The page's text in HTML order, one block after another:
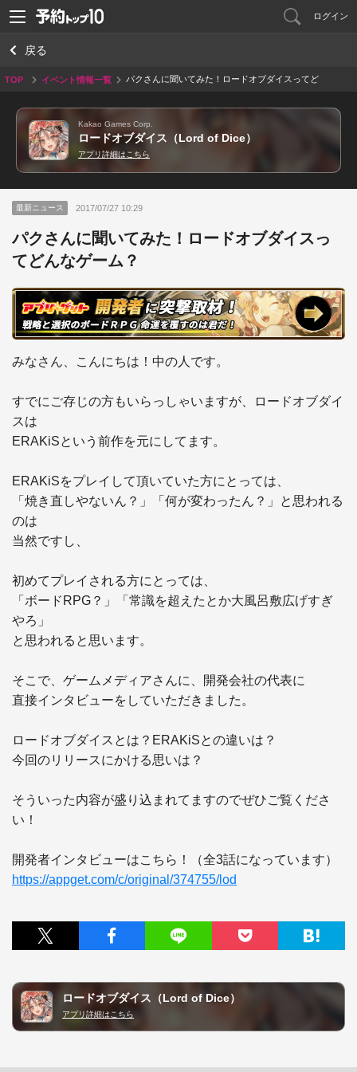
ログイン
戻る
TOP イベント情報一覧
パクさんに聞いてみた！ロードオブダイスってど
Kakao Games Corp.
ロードオブダイス（Lord of Dice）
アプリ詳細はこちら
最新ニュース 2017/07/27 10:29
パクさんに聞いてみた！ロードオブダイスっ
てどんなゲーム？
みなさん、こんにちは！中の人です。
すでにご存じの方もいらっしゃいますが、ロードオブダイ
スは
ERAKiSという前作を元にしてます。
ERAKiSをプレイして頂いていた方にとっては、
「焼き直しやないん？」「何が変わったん？」と思われる
のは
当然ですし、
初めてプレイされる方にとっては、
「ボードRPG？」「常識を超えたとか大風呂敷広げすぎ
やろ」
と思われると思います。
そこで、ゲームメディアさんに、開発会社の代表に
直接インタビューをしていただきました。
ロードオブダイスとは？ERAKiSとの違いは？
今回のリリースにかける思いは？
そういった内容が盛り込まれてますのでぜひご覧くださ
い！
https://appget.com/c/original/374755/lod
ロードオブダイス（Lord of Dice）
アプリ詳細はこちら